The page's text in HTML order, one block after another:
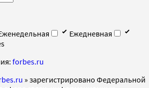
Ежедневная
forbes.ru
» зарегистрировано Федеральной